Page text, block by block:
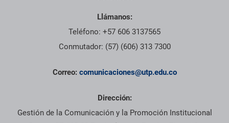
Llámanos:
Teléfono: +57 606 3137565
Conmutador: (57) (606) 313 7300
Correo: comunicaciones@utp.edu.co
Dirección:
Gestión de la Comunicación y la Promoción Institucional